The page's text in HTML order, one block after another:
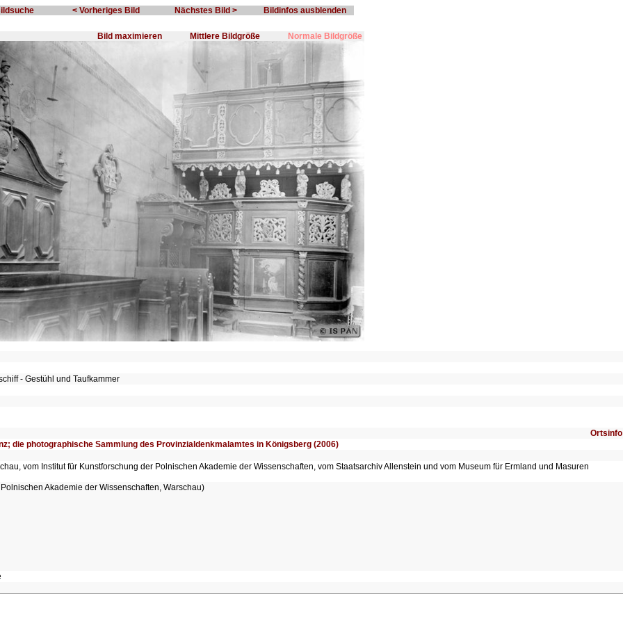
< Vorheriges Bild Nächstes Bild > Bildinfos ausblenden
Normale Bildgröße
Mittlere Bildgröße
Bild maximieren
- Gestühl und Taufkammer
Ortsinfo
die photographische Sammlung des Provinzialdenkmalamtes in Königsberg (2006)
vom Institut für Kunstforschung der Polnischen Akademie der Wissenschaften, vom Staatsarchiv Allenstein und vom Museum für Ermland und Masuren
Akademie der Wissenschaften, Warschau)